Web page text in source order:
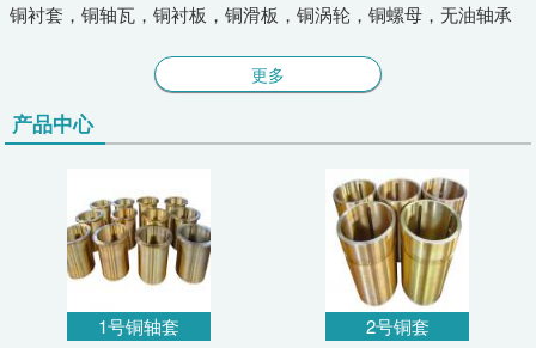
铜衬套，铜轴瓦，铜衬板，铜滑板，铜涡轮，铜螺母，无油轴承
更多
产品中心
1号铜轴套 2号铜套